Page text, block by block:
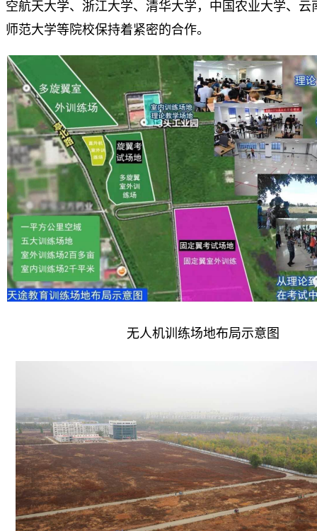
空航天大学、浙江大学、清华大学，中国农业大学、云
师范大学等院校保持着紧密的合作。
无人机训练场地布局示意图